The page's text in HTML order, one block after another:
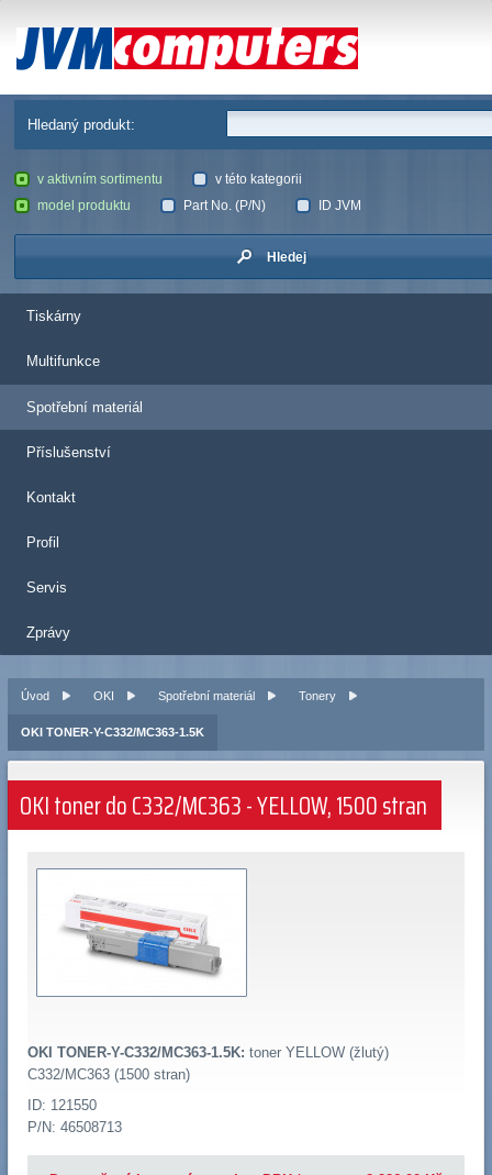
JVM Computers
Hledaný produkt:
v aktivním sortimentu
v této kategorii
model produktu
Part No. (P/N) ID JVM
Hledej
Tiskárny
Multifunkce
Spotřební materiál
Příslušenství
Kontakt
Profil
Servis
Zprávy
Úvod OKI Spotřební materiál Tonery
OKI TONER-Y-C332/MC363-1.5K
OKI toner do C332/MC363 - YELLOW, 1500 stran
OKI TONER-Y-C332/MC363-1.5K: toner YELLOW (žlutý)
C332/MC363 (1500 stran)
ID: 121550
P/N: 46508713